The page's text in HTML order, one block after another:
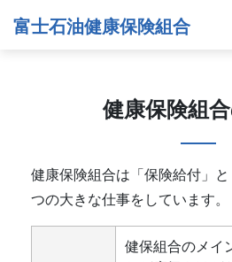
富士石油健康保険組合
健康保険組
健康保険組合は「保険給付」
つの大きな仕事をしています。
健保組合のメイ